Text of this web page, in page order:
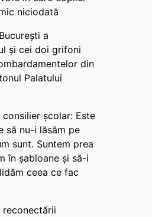
niciodată
a
și cei doi grifoni
din
Palatului
școlar: Este
să nu-i lăsăm pe
sunt. Suntem prea
în șabloane și să-i
ceea ce fac
reconectării